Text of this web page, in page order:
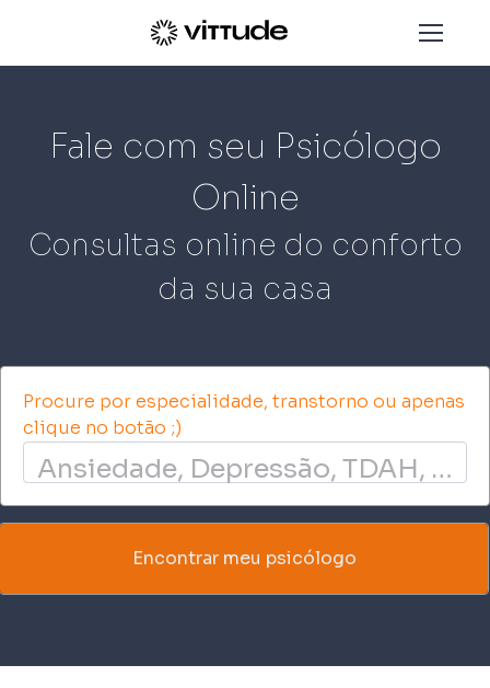
Fale com seu Psicólogo
Online
Consultas online do conforto
da sua casa
Procure por especialidade, transtorno ou apenas
clique no botão ;)
Encontrar meu psicólogo